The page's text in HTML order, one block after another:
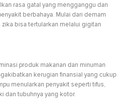
rasa gatal yang mengganggu dan
berbahaya. Mulai dari demam
bisa tertularkan melalui gigitan
produk makanan dan minuman
kerugian finansial yang cukup
menularkan penyakit seperti tifus,
dan tubuhnya yang kotor.